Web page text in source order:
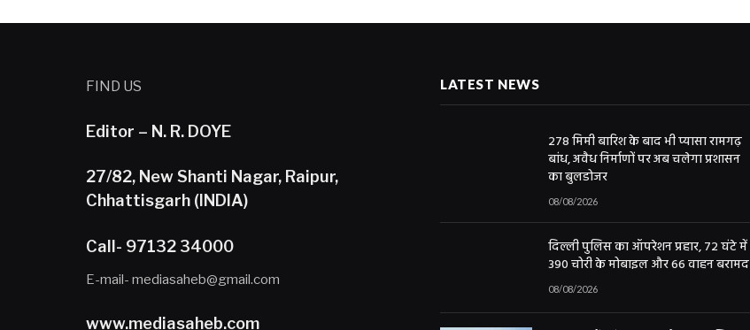
FIND US
Editor – N. R. DOYE
27/82, New Shanti Nagar, Raipur,
Chhattisgarh (INDIA)
Call- 97132 34000
E-mail- mediasaheb@gmail.com
www.mediasaheb.com
LATEST NEWS
278 मिमी बारिश के बाद भी प्यासा रामगढ़
बांध, अवैध निर्माणों पर अब चलेगा प्रशासन
का बुलडोजर
08/08/2026
दिल्ली पुलिस का ऑपरेशन प्रहार, 72 घंटे में
390 चोरी के मोबाइल और 66 वाहन बरामद
08/08/2026